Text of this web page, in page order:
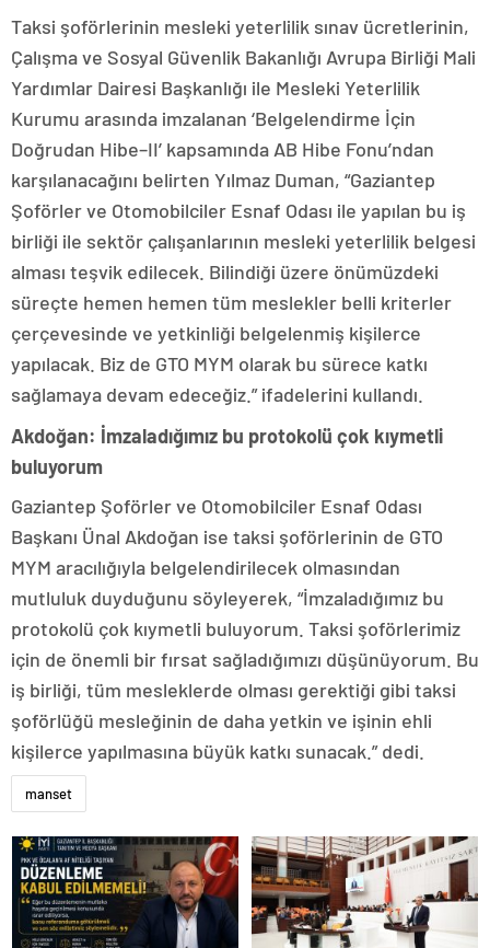
Taksi şoförlerinin mesleki yeterlilik sınav ücretlerinin,
Çalışma ve Sosyal Güvenlik Bakanlığı Avrupa Birliği Mali
Yardımlar Dairesi Başkanlığı ile Mesleki Yeterlilik
Kurumu arasında imzalanan ‘Belgelendirme İçin
Doğrudan Hibe–II’ kapsamında AB Hibe Fonu’ndan
karşılanacağını belirten Yılmaz Duman, “Gaziantep
Şoförler ve Otomobilciler Esnaf Odası ile yapılan bu iş
birliği ile sektör çalışanlarının mesleki yeterlilik belgesi
alması teşvik edilecek. Bilindiği üzere önümüzdeki
süreçte hemen hemen tüm meslekler belli kriterler
çerçevesinde ve yetkinliği belgelenmiş kişilerce
yapılacak. Biz de GTO MYM olarak bu sürece katkı
sağlamaya devam edeceğiz.” ifadelerini kullandı.
Akdoğan: İmzaladığımız bu protokolü çok kıymetli
buluyorum
Gaziantep Şoförler ve Otomobilciler Esnaf Odası
Başkanı Ünal Akdoğan ise taksi şoförlerinin de GTO
MYM aracılığıyla belgelendirilecek olmasından
mutluluk duyduğunu söyleyerek, “İmzaladığımız bu
protokolü çok kıymetli buluyorum. Taksi şoförlerimiz
için de önemli bir fırsat sağladığımızı düşünüyorum. Bu
iş birliği, tüm mesleklerde olması gerektiği gibi taksi
şoförlüğü mesleğinin de daha yetkin ve işinin ehli
kişilerce yapılmasına büyük katkı sunacak.” dedi.
manset